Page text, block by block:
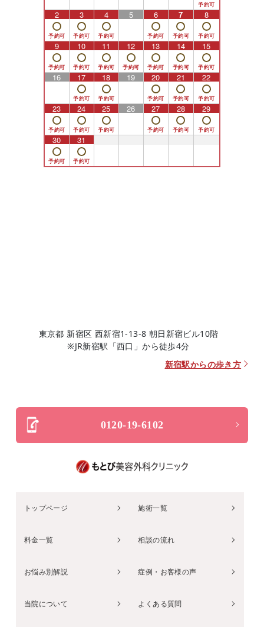
2 3 4 5 6 7 8
9 10 11 12 13 14 15
16 17 18 19 20 21 22
23 24 25 26 27 28 29
30 31
東京都 新宿区 西新宿1-13-8 朝日新宿ビル10階
※JR新宿駅「西口」から徒歩4分
新宿駅からの歩き方
0120-19-6102
トップページ 施術一覧
料金一覧 相談の流れ
お悩み別解説 症例・お客様の声
当院について よくある質問